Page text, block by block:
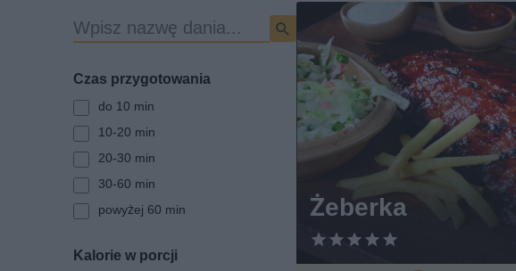
Żeberka
W
y
Czas przygotowania
do 10 min
10-20 min
20-30 min
30-60 min
powyżej 60 min
Kalorie w porcji